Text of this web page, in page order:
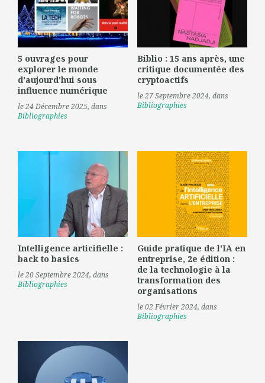
5 ouvrages pour
explorer le monde
d'aujourd'hui sous
influence numérique
le 24 Décembre 2025, dans
Bibliographies
Biblio : 15 ans après, une
critique documentée des
cryptoactifs
le 27 Septembre 2024, dans
Bibliographies
Intelligence articifielle :
back to basics
le 20 Septembre 2024, dans
Bibliographies
Guide pratique de l'IA en
entreprise, 2e édition :
de la technologie à la
transformation des
organisations
le 02 Février 2024, dans
Bibliographies